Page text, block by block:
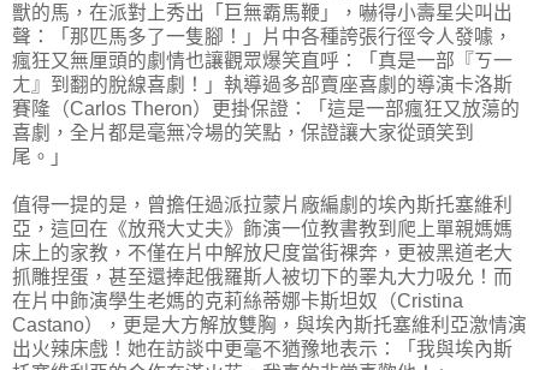
獸的馬，在派對上秀出「巨無霸馬鞭」，嚇得小壽星尖叫出
聲：「那匹馬多了一隻腳！」片中各種誇張行徑令人發噱，
瘋狂又無厘頭的劇情也讓觀眾爆笑直呼：「真是一部『ㄎ一
ㄤ』到翻的脫線喜劇！」執導過多部賣座喜劇的導演卡洛斯
賽隆（Carlos Theron）更掛保證：「這是一部瘋狂又放蕩的
喜劇，全片都是毫無冷場的笑點，保證讓大家從頭笑到
尾。」
值得一提的是，曾擔任過派拉蒙片廠編劇的埃內斯托塞維利
亞，這回在《放飛大丈夫》飾演一位教書教到爬上單親媽媽
床上的家教，不僅在片中解放尺度當街裸奔，更被黑道老大
抓雕捏蛋，甚至還捧起俄羅斯人被切下的睪丸大力吸允！而
在片中飾演學生老媽的克莉絲蒂娜卡斯坦奴（Cristina
Castano），更是大方解放雙胸，與埃內斯托塞維利亞激情演
出火辣床戲！她在訪談中更毫不猶豫地表示：「我與埃內斯